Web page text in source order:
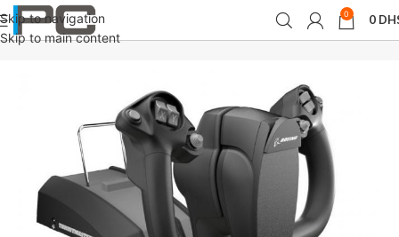
Skip to navigation
Skip to main content
0 0
Accueil Volantes